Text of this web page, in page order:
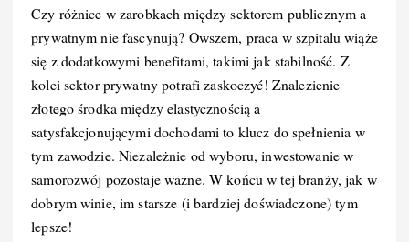
Czy różnice w zarobkach między sektorem publicznym a
prywatnym nie fascynują? Owszem, praca w szpitalu wiąże
się z dodatkowymi benefitami, takimi jak stabilność. Z
kolei sektor prywatny potrafi zaskoczyć! Znalezienie
złotego środka między elastycznością a
satysfakcjonującymi dochodami to klucz do spełnienia w
tym zawodzie. Niezależnie od wyboru, inwestowanie w
samorozwój pozostaje ważne. W końcu w tej branży, jak w
dobrym winie, im starsze (i bardziej doświadczone) tym
lepsze!